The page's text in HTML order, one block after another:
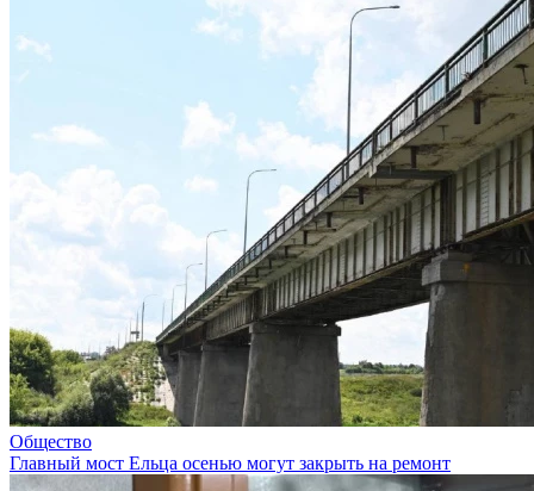
Общество
Главный мост Ельца осенью могут закрыть на ремонт